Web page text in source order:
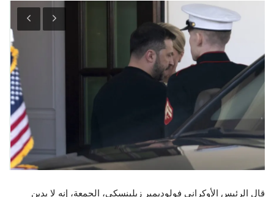
علوم وتكنولوجيا
رياضة
فيديو
حياة
قال الرئيس الأوكراني فولوديمير زيلينسكي، الجمعة، إنه لا يدين